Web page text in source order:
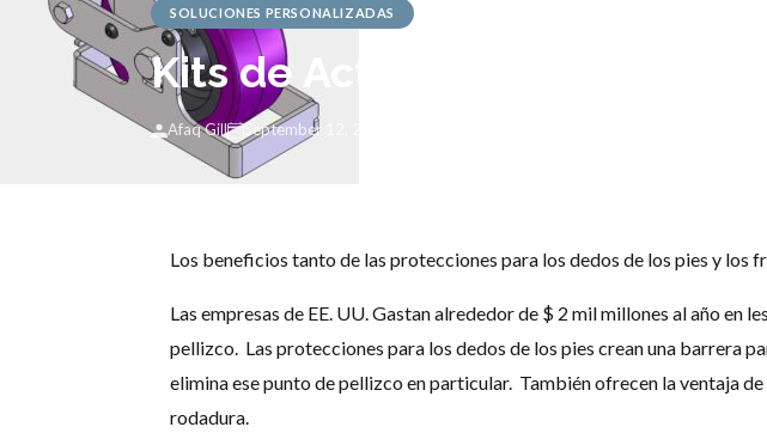
SOLUCIONES PERSONALIZADAS
Kits de Actualización de
Afaq Gill September 12, 2017
Los beneficios tanto de las protecciones para los dedos de los pies y los
Las empresas de EE. UU. Gastan alrededor de $ 2 mil millones al año en
pellizco. Las protecciones para los dedos de los pies crean una barrera
elimina ese punto de pellizco en particular. También ofrecen la ventaja
rodadura.